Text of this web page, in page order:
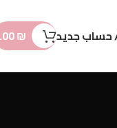
جديد ₪